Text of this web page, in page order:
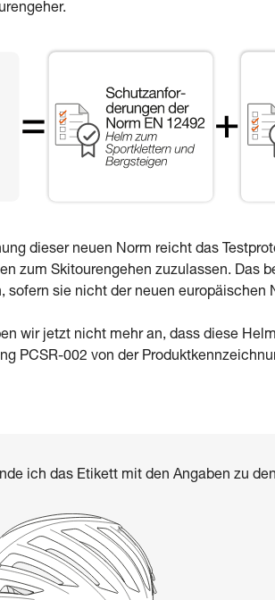
dieser neuen Norm reicht das
zum Skitourengehen zuzulassen. Das
sofern sie nicht der neuen europäischen
wir jetzt nicht mehr an, dass diese
PCSR-002 von der
ich das Etikett mit den Angaben zu